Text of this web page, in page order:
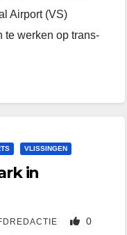
Airport (VS)
te werken op trans-
VLISSINGEN
in
0